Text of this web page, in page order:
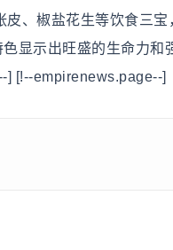
、椒盐花生等饮食三
显示出旺盛的生命力和
] [!--empirenews.page--]